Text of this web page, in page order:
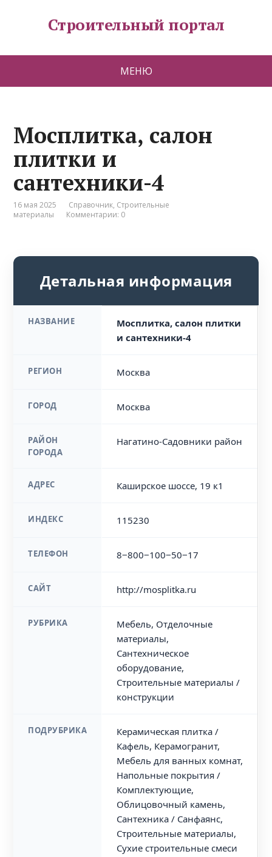
Строительный портал
МЕНЮ
Мосплитка, салон
плитки и
сантехники-4
16 мая 2025 Справочник, Строительные
материалы
Комментарии: 0
Детальная информация
НАЗВАНИЕ
Мосплитка, салон плитки
и сантехники-4
РЕГИОН Москва
ГОРОД Москва
РАЙОН
ГОРОДА
Нагатино-Садовники район
АДРЕС Каширское шоссе, 19 к1
ИНДЕКС 115230
ТЕЛЕФОН 8‒800‒100‒50‒17
САЙТ http://mosplitka.ru
РУБРИКА
Мебель, Отделочные
материалы,
Сантехническое
оборудование,
Строительные материалы /
конструкции
ПОДРУБРИКА
Керамическая плитка /
Кафель, Керамогранит,
Мебель для ванных комнат,
Напольные покрытия /
Комплектующие,
Облицовочный камень,
Сантехника / Санфаянс,
Строительные материалы,
Сухие строительные смеси